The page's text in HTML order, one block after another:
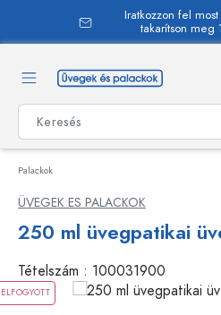
Iratkozzon fel
takarítson meg
Palackok
ÜVEGEK ES PALACKOK
250 ml üvegpatikai
Tételszám : 100031900
ELFOGYOTT